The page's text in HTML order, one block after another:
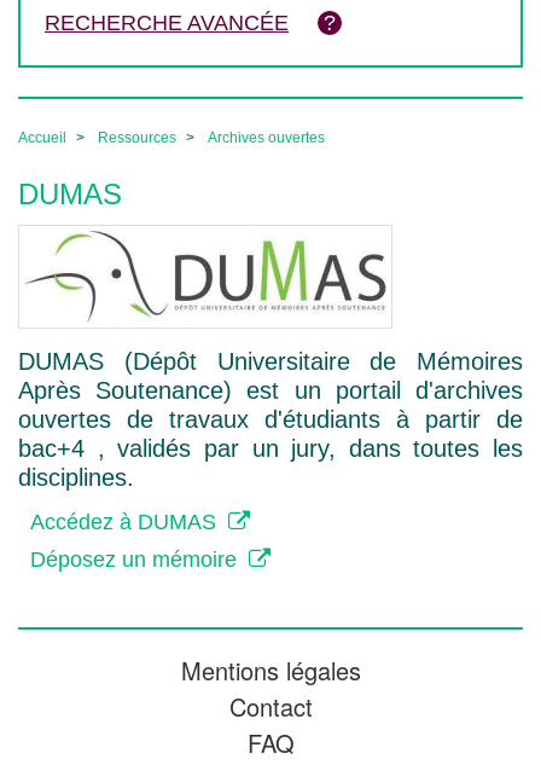
RECHERCHE AVANCÉE
Accueil Ressources Archives ouvertes
DUMAS
DUMAS (Dépôt Universitaire de Mémoires
Après Soutenance) est un portail d'archives
ouvertes de travaux d'étudiants à partir de
bac+4 , validés par un jury, dans toutes les
disciplines.
Accédez à DUMAS
Déposez un mémoire
Mentions légales
Contact
FAQ